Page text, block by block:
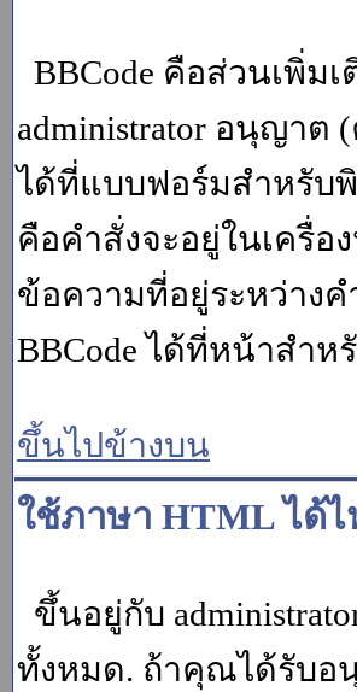
BBCode คือส่วนเพิ่ม
administrator อนุญาต
ได้ที่แบบฟอร์มสำหรับ
คือคำสั่งจะอยู่ในเครื่อ
ข้อความที่อยู่ระหว่าง
BBCode ได้ที่หน้าสำ
ขึ้นไปข้างบน
ใช้ภาษา HTML ได้ไ
ขึ้นอยู่กับ
ทั้งหมด. ถ้าคุณได้รับอ